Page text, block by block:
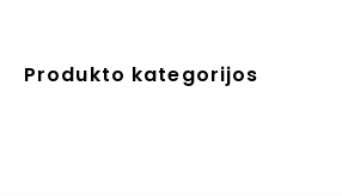
Produkto kategorijos